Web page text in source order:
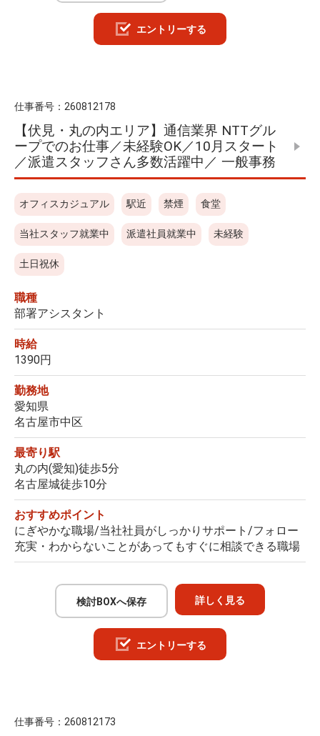
エントリーする
仕事番号： 260812178
【伏見・丸の内エリア】通信業界 NTTグル
ープでのお仕事／未経験OK／10月スタート
／派遣スタッフさん多数活躍中／ 一般事務
オフィスカジュアル 駅近 禁煙 食堂
当社スタッフ就業中 派遣社員就業中 未経験
土日祝休
職種
部署アシスタント
時給
1390円
勤務地
愛知県
名古屋市中区
最寄り駅
丸の内(愛知)徒歩5分
名古屋城徒歩10分
おすすめポイント
にぎやかな職場/当社社員がしっかりサポート/フォロー
充実・わからないことがあってもすぐに相談できる職場
検討BOXへ保存 詳しく見る
エントリーする
仕事番号： 260812173